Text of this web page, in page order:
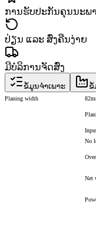
ການຮັບປະກັນຄຸນນະພ
ປ່ຽນ ແລະ ສົ່ງຄືນງ່າຍ
ມີບໍລິການຈັດສົ່ງ
ຂໍ້ມູນຈຳເພາະ ຂໍ້
Planing width
No
Net